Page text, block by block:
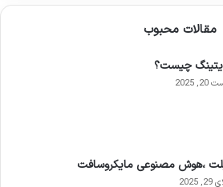
مقالات محبوب
چیست؟
2025
،هوش مصنوعی مایکروسافت